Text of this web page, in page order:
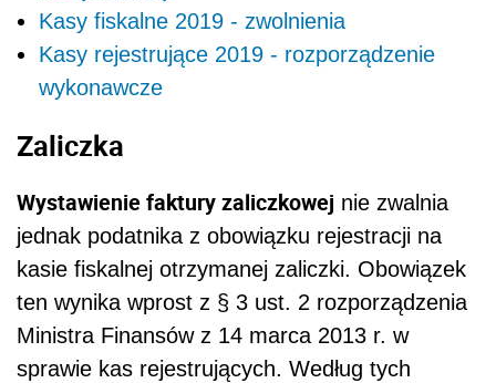
Kasy fiskalne 2019 - zwolnienia
Kasy rejestrujące 2019 - rozporządzenie
wykonawcze
Zaliczka
Wystawienie faktury zaliczkowej nie zwalnia
jednak podatnika z obowiązku rejestracji na
kasie fiskalnej otrzymanej zaliczki. Obowiązek
ten wynika wprost z § 3 ust. 2 rozporządzenia
Ministra Finansów z 14 marca 2013 r. w
sprawie kas rejestrujących. Według tych